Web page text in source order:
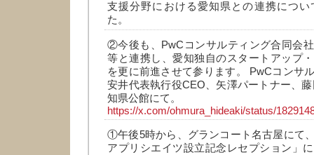
支援分野における愛知県との連携につ
た。
②今後も、PwCコンサルティング合同会
等と連携し、愛知独自のスタートアップ
を更に前進させて参ります。 PwCコンサ
安井代表執行役CEO、矢澤パートナー、
知県公館にて。
https://x.com/ohmura_hideaki/status/
①午後5時から、グランコート名古屋にて
アプリシエイツ設立記念レセプション」